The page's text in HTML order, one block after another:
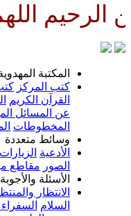
كن
المهدوية
كتب أخرى
المهدي في
المسائل المهدويّة الأدعية
المكتبة الأدبية
متعددة
الزيارات المحاضرات
مقاطع مهدوية
والأجوبة المهدوية
والمنتظرون أصحاب
السفراء والفقهاء